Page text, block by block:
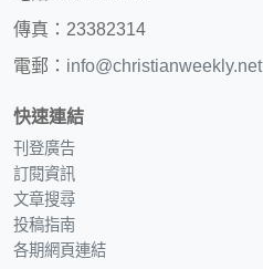
傳真：23382314
電郵： info@christianweekly.net
快速連結
刊登廣告
訂閱資訊
文章搜尋
投稿指南
各期網頁連結